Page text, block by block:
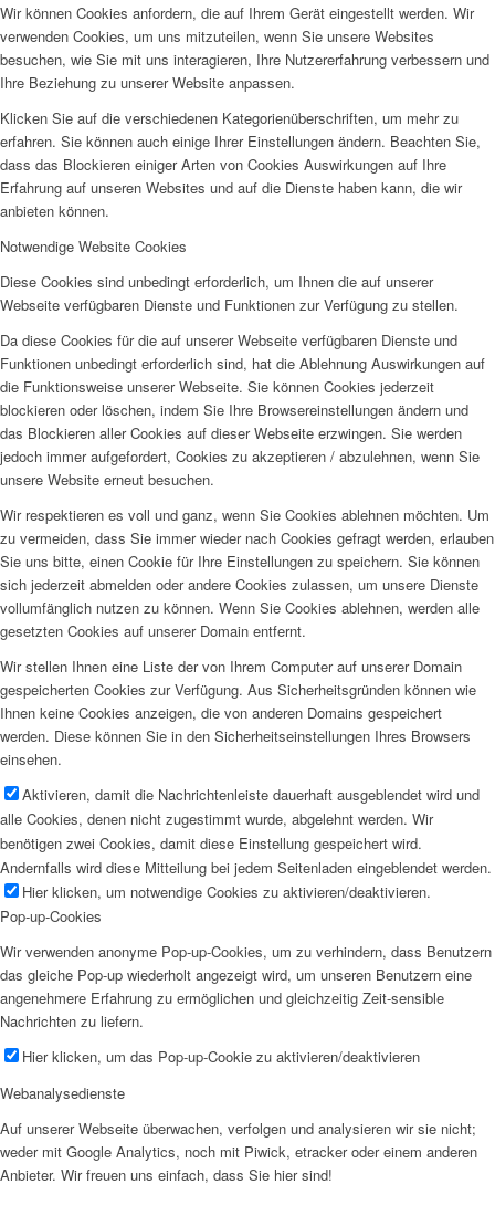
Wir können Cookies anfordern, die auf Ihrem Gerät eingestellt werden. Wir
verwenden Cookies, um uns mitzuteilen, wenn Sie unsere Websites
besuchen, wie Sie mit uns interagieren, Ihre Nutzererfahrung verbessern und
Ihre Beziehung zu unserer Website anpassen.
Klicken Sie auf die verschiedenen Kategorienüberschriften, um mehr zu
erfahren. Sie können auch einige Ihrer Einstellungen ändern. Beachten Sie,
dass das Blockieren einiger Arten von Cookies Auswirkungen auf Ihre
Erfahrung auf unseren Websites und auf die Dienste haben kann, die wir
anbieten können.
Notwendige Website Cookies
Diese Cookies sind unbedingt erforderlich, um Ihnen die auf unserer
Webseite verfügbaren Dienste und Funktionen zur Verfügung zu stellen.
Da diese Cookies für die auf unserer Webseite verfügbaren Dienste und
Funktionen unbedingt erforderlich sind, hat die Ablehnung Auswirkungen auf
die Funktionsweise unserer Webseite. Sie können Cookies jederzeit
blockieren oder löschen, indem Sie Ihre Browsereinstellungen ändern und
das Blockieren aller Cookies auf dieser Webseite erzwingen. Sie werden
jedoch immer aufgefordert, Cookies zu akzeptieren / abzulehnen, wenn Sie
unsere Website erneut besuchen.
Wir respektieren es voll und ganz, wenn Sie Cookies ablehnen möchten. Um
zu vermeiden, dass Sie immer wieder nach Cookies gefragt werden, erlauben
Sie uns bitte, einen Cookie für Ihre Einstellungen zu speichern. Sie können
sich jederzeit abmelden oder andere Cookies zulassen, um unsere Dienste
vollumfänglich nutzen zu können. Wenn Sie Cookies ablehnen, werden alle
gesetzten Cookies auf unserer Domain entfernt.
Wir stellen Ihnen eine Liste der von Ihrem Computer auf unserer Domain
gespeicherten Cookies zur Verfügung. Aus Sicherheitsgründen können wie
Ihnen keine Cookies anzeigen, die von anderen Domains gespeichert
werden. Diese können Sie in den Sicherheitseinstellungen Ihres Browsers
einsehen.
Aktivieren, damit die Nachrichtenleiste dauerhaft ausgeblendet wird und
alle Cookies, denen nicht zugestimmt wurde, abgelehnt werden. Wir
benötigen zwei Cookies, damit diese Einstellung gespeichert wird.
Andernfalls wird diese Mitteilung bei jedem Seitenladen eingeblendet werden.
Hier klicken, um notwendige Cookies zu aktivieren/deaktivieren.
Pop-up-Cookies
Wir verwenden anonyme Pop-up-Cookies, um zu verhindern, dass Benutzern
das gleiche Pop-up wiederholt angezeigt wird, um unseren Benutzern eine
angenehmere Erfahrung zu ermöglichen und gleichzeitig Zeit-sensible
Nachrichten zu liefern.
Hier klicken, um das Pop-up-Cookie zu aktivieren/deaktivieren
Webanalysedienste
Auf unserer Webseite überwachen, verfolgen und analysieren wir sie nicht;
weder mit Google Analytics, noch mit Piwick, etracker oder einem anderen
Anbieter. Wir freuen uns einfach, dass Sie hier sind!